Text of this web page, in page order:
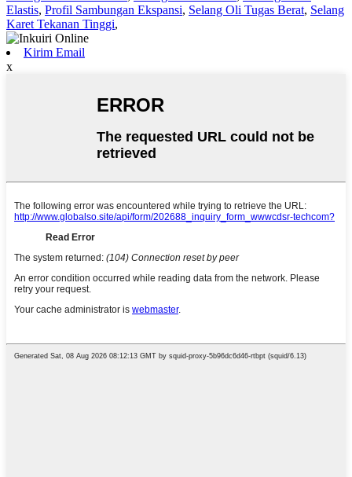
Elastis, Profil Sambungan Ekspansi, Selang Oli Tugas Berat, Selang
Karet Tekanan Tinggi,
Kirim Email
x